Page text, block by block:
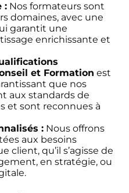
: Nos formateurs sont
domaines, avec une
garantit une
enrichissante et
et Formation est
que nos
aux standards de
et sont reconnues à
: Nous offrons
aux besoins
client, qu’il s’agisse de
en stratégie, ou